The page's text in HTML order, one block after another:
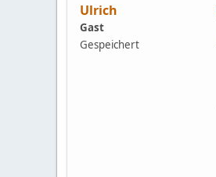
Ulrich
Gast
Gespeichert